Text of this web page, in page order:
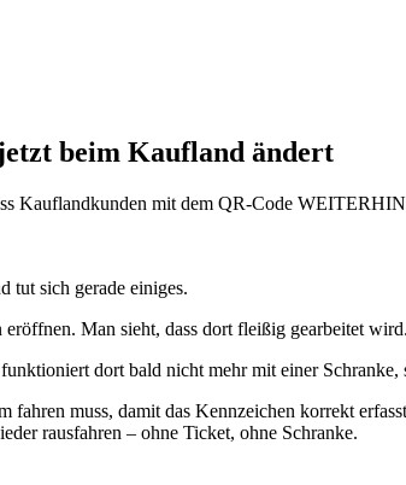
beim Kaufland ändert
Kauflandkunden mit dem QR-Code
tut sich gerade einiges.
Man sieht, dass dort fleißig gearbeitet wird.
dort bald nicht mehr mit einer
muss, damit das Kennzeichen korrekt
rausfahren – ohne Ticket, ohne Schranke.